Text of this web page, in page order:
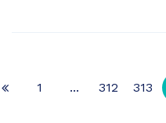
Page
1 ... 312 313